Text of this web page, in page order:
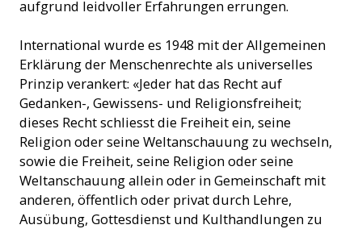
aufgrund leidvoller Erfahrungen errungen.
International wurde es 1948 mit der Allgemeinen
Erklärung der Menschenrechte als universelles
Prinzip verankert: «Jeder hat das Recht auf
Gedanken-, Gewissens- und Religionsfreiheit;
dieses Recht schliesst die Freiheit ein, seine
Religion oder seine Weltanschauung zu wechseln,
sowie die Freiheit, seine Religion oder seine
Weltanschauung allein oder in Gemeinschaft mit
anderen, öffentlich oder privat durch Lehre,
Ausübung, Gottesdienst und Kulthandlungen zu